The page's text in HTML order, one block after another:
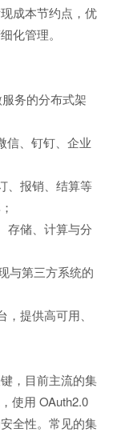
成本节约点，优
化管理。
务的分布式架
信、钉钉、企业
、报销、结算等
存储、计算与分
与第三方系统的
提供高可用、
，目前主流的集
使用 OAuth2.0
全性。常见的集